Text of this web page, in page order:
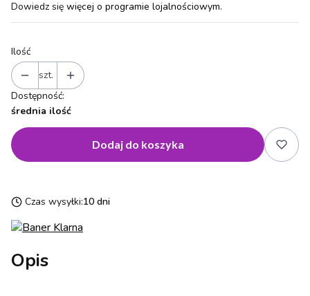
Dowiedz się więcej o programie lojalnościowym.
Ilość
szt.
Dostępność:
średnia ilość
Dodaj do koszyka
Czas wysyłki:10 dni
Opis